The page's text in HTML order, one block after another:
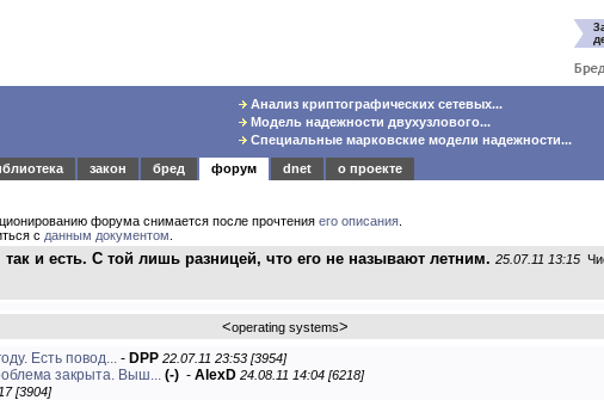
Анализ криптографических сетевых...
Модель надежности двухузлового...
Специальные марковские модели надежности...
закон бред форум dnet
о проекте
форума снимается после прочтения его описания
с данным документом
и есть. С той лишь разницей, что его не называют летним. 25.07.11 13:15
<operating systems>
Есть повод... - DPP 22.07.11 23:53 [3954]
закрыта. Выш... (-) - AlexD 24.08.11 14:04 [6218]
[3904]